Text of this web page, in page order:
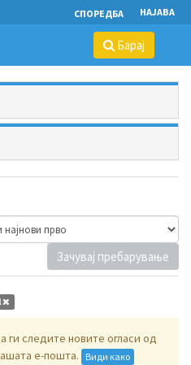
СПОРЕДБА НАЈАВА
Барај
Зачувај пребарување
ги следите новите огласи од
е-пошта.
Види како